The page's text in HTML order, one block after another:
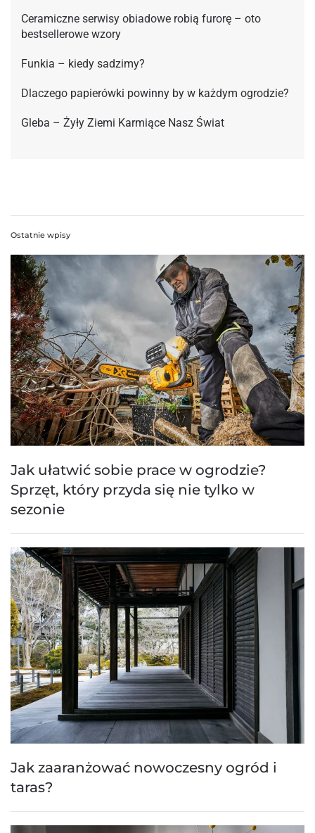
Ceramiczne serwisy obiadowe robią furorę – oto
bestsellerowe wzory
Funkia – kiedy sadzimy?
Dlaczego papierówki powinny by w każdym ogrodzie?
Gleba – Żyły Ziemi Karmiące Nasz Świat
Ostatnie wpisy
Jak ułatwić sobie prace w ogrodzie?
Sprzęt, który przyda się nie tylko w
sezonie
Jak zaaranżować nowoczesny ogród i
taras?